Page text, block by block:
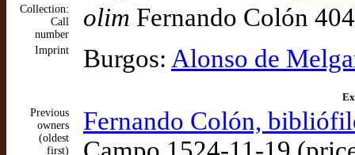
Collection:
Call
number
olim Fernando Colón
Imprint Burgos: Alonso de
Previous
owners
(oldest
first)
Fernando Colón,